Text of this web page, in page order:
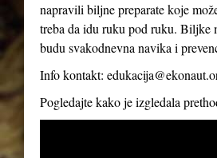
napravili biljne preparate koje
treba da idu ruku pod ruku. Biljke
budu svakodnevna navika i
Info kontakt:
Pogledajte kako je izgledala